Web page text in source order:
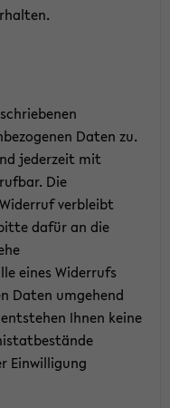
Daten zu.
jederzeit mit
Die
verbleibt
dafür an die
eines Widerrufs
Daten umgehend
Ihnen keine
Einwilligung